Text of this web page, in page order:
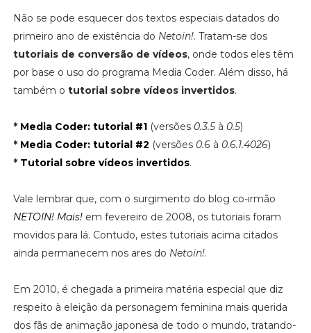
Não se pode esquecer dos textos especiais datados do
primeiro ano de existência do Netoin!. Tratam-se dos
tutoriais de conversão de vídeos, onde todos eles têm
por base o uso do programa Media Coder. Além disso, há
também o tutorial sobre vídeos invertidos.
* Media Coder: tutorial #1(versões 0.3.5à 0.5)
* Media Coder: tutorial #2 (versões 0.6à 0.6.1.4026)
* Tutorial sobre vídeos invertidos.
Vale lembrar que, com o surgimento do blog co-irmão
NETOIN! Mais!em fevereiro de 2008, os tutoriais foram
movidos para lá. Contudo, estes tutoriais acima citados
ainda permanecem nos ares do Netoin!.
Em 2010, é chegada a primeira matéria especial que diz
respeito à eleição da personagem feminina mais querida
dos fãs de animação japonesa de todo o mundo, tratando-